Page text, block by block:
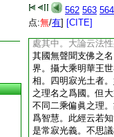
562 563 564
点:無/有] [CITE]
住生彼悉成就此七
王云。三賢十聖住
也。法華云娑婆世
處其中。大論云法
其國無聲聞支佛之
界。攝大乘明華王
相。四明寂光土者
之理名之爲國。但
不同二乘偏眞之理
爲智慧。此經云若
是常寂光義。不思